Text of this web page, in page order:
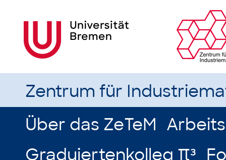
Zentrum für
Über das ZeTeM
Graduiertenkolleg π³